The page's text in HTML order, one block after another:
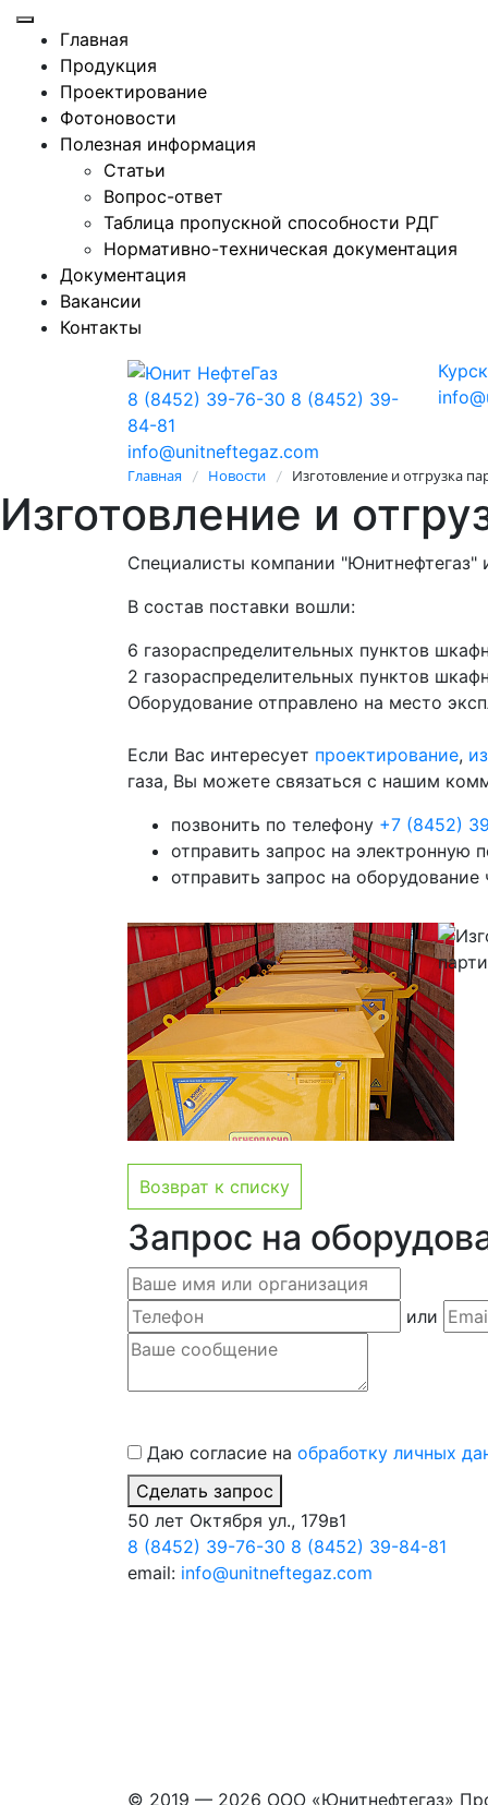
Главная
Продукция
Проектирование
Фотоновости
Полезная информация
Статьи
Вопрос-ответ
Таблица пропускной способности РДГ
Нормативно-техническая документация
Документация
Вакансии
Контакты
8 (8452) 39-76-30 8 (8452) 39-
84-81
info@unitneftegaz.com
Курск
Главная / Новости / Изготовление и отгрузка
Изготовление и
Специалисты компании "Юнитнефтегаз"
В состав поставки вошли:
6 газораспределительных пунктов
2 газораспределительных пунктов
Оборудование отправлено на место
Если Вас интересует проектирование,
газа, Вы можете связаться с нашим
позвонить по телефону +7 (8452)
отправить запрос на электронную
отправить запрос на
Возврат к списку
Запрос на
или
Даю согласие на обработку личных
Сделать запрос
50 лет Октября ул., 179в1
8 (8452) 39-76-30 8 (8452) 39-84-81
email: info@unitneftegaz.com
© 2019 — 2026 ООО «Юнитнефтегаз»